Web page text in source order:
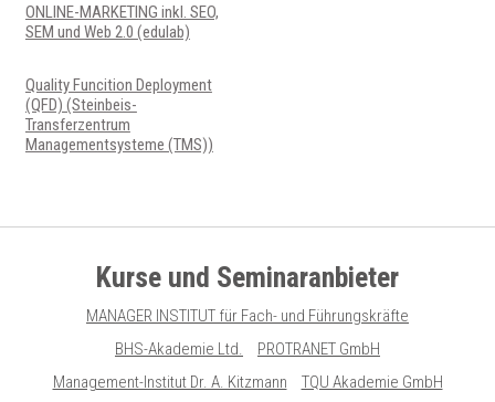
ONLINE-MARKETING inkl. SEO,
SEM und Web 2.0 (edulab)
Quality Funcition Deployment
(QFD) (Steinbeis-
Transferzentrum
Managementsysteme (TMS))
Kurse und Seminaranbieter
MANAGER INSTITUT für Fach- und Führungskräfte
BHS-Akademie Ltd.
PROTRANET GmbH
Management-Institut Dr. A. Kitzmann
TQU Akademie GmbH